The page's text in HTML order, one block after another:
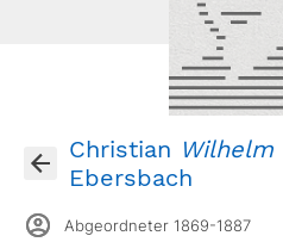
Christian Wilhelm
Ebersbach
Abgeordneter 1869-1887